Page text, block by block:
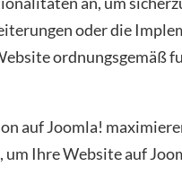
oder die
ordnungsgemäß
auf Joomla!
Ihre Website auf